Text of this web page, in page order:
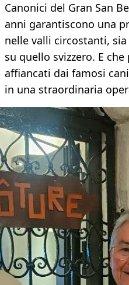
Canonici del Gran San
anni garantiscono una
nelle valli circostanti,
su quello svizzero. E
affiancati dai famosi
in una straordinaria